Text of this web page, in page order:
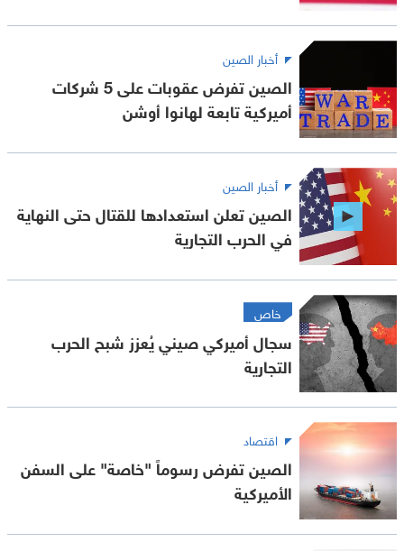
أخبار الصين
الصين تفرض عقوبات على 5 شركات
أميركية تابعة لهانوا أوشن
أخبار الصين
الصين تعلن استعدادها للقتال حتى النهاية
في الحرب التجارية
خاص
سجال أميركي صيني يُعزز شبح الحرب
التجارية
اقتصاد
الصين تفرض رسوماً "خاصة" على السفن
الأميركية